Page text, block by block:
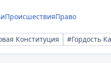
ПроисшествияПраво
Конституция #Гордость